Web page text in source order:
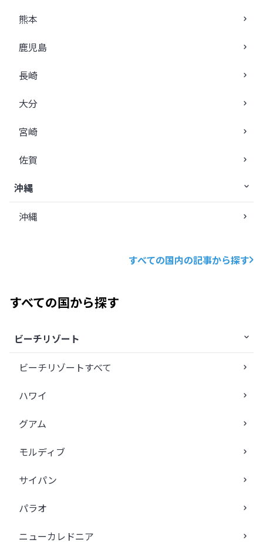
熊本
鹿児島
長崎
大分
宮崎
佐賀
沖縄
沖縄
すべての国内の記事から探す
すべての国から探す
ビーチリゾート
ビーチリゾートすべて
ハワイ
グアム
モルディブ
サイパン
パラオ
ニューカレドニア